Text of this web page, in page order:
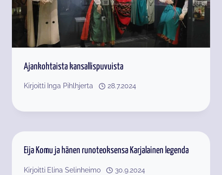
Ajankohtaista kansallispuvuista
Kirjoitti Inga Pihlhjerta 28.7.2024
Eija Komu ja hänen runoteoksensa Karjalainen legenda
Kirjoitti Elina Selinheimo 30.9.2024